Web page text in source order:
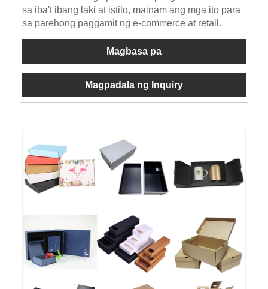
sa iba't ibang laki at istilo, mainam ang mga ito para
sa parehong paggamit ng e-commerce at retail.
Magbasa pa
Magpadala ng Inquiry